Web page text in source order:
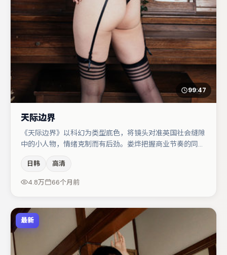
99:47
天际边界
《天际边界》以科幻为类型底色，将镜头对准英国社会缝隙
中的小人物，情绪克制而有后劲。娄烨把握商业节奏的同时
承担叙事驱动，宋佳、黄渤分别提供反差与喜剧/悬疑调剂
（视场次而定）。整体完成度较高，适合周末一口气追完。
日韩 高清
4.8万 66个月前
最新